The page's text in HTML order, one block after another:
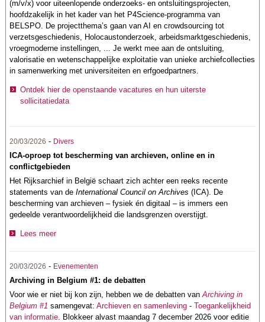
(m/v/x) voor uiteenlopende onderzoeks- en ontsluitingsprojecten,
hoofdzakelijk in het kader van het P4Science-programma van
BELSPO. De projectthema’s gaan van AI en crowdsourcing tot
verzetsgeschiedenis, Holocaustonderzoek, arbeidsmarktgeschiedenis,
vroegmoderne instellingen, ... Je werkt mee aan de ontsluiting,
valorisatie en wetenschappelijke exploitatie van unieke archiefcollecties
in samenwerking met universiteiten en erfgoedpartners.
Ontdek hier de openstaande vacatures en hun uiterste
sollicitatiedata
20/03/2026 - Divers
ICA-oproep tot bescherming van archieven, online en in
conflictgebieden
Het Rijksarchief in België schaart zich achter een reeks recente
statements van deInternational Council on Archives (ICA). De
bescherming van archieven – fysiek én digitaal – is immers een
gedeelde verantwoordelijkheid die landsgrenzen overstijgt.
Lees meer
20/03/2026 - Evenementen
Archiving in Belgium #1: de debatten
Voor wie er niet bij kon zijn, hebben we de debatten vanArchiving in
Belgium #1 samengevat:Archieven en samenleving -Toegankelijkheid
van informatie . Blokkeer alvast maandag 7 december 2026 voor editie